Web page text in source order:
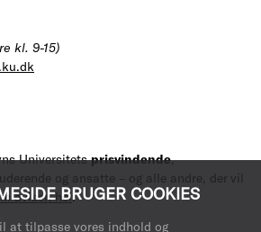
BRUGER COOKIES
at tilpasse vores indhold og
kl. 9-15)
Universitetsprisvindende,
og ansatte – og alle andre, der vil
avisen her.